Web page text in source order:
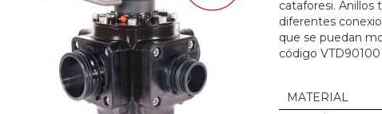
cataforesi. Anillos
diferentes
que se puedan
código
MATERIAL